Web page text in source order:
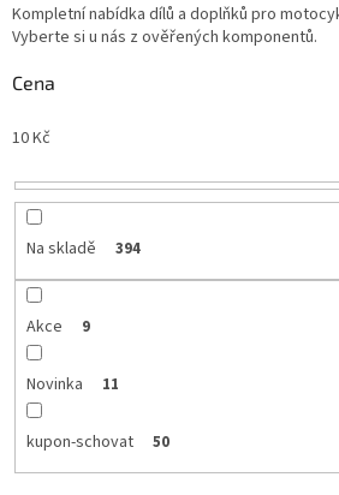
Kompletní nabídka dílů a doplňků pro
Vyberte si u nás z ověřených komponentů.
Cena
10Kč
Na skladě 394
Akce 9
Novinka 11
kupon-schovat 50